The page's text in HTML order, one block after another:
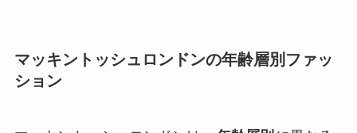
マッキントッシュロンドンの年齢層別ファッ
ション